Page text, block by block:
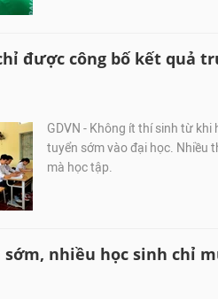
được công bố kết quả
GDVN - Không ít thí sinh từ
tuyển sớm vào đại học. Nhiều
mà học tập.
sớm, nhiều học sinh chỉ